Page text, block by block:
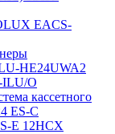
EACS-
HE24UWA2
ILU/O
кассетного
ES-C
E 12HCX